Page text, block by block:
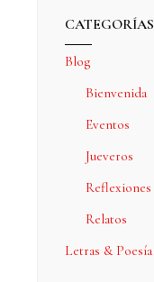
CATEGORÍAS
Blog
Bienvenida
Eventos
Jueveros
Reflexiones
Relatos
Letras & Poesía